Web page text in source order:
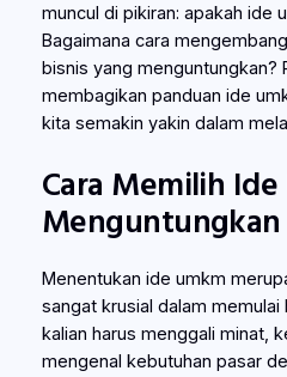
muncul di pikiran: apakah ide
Bagaimana cara
bisnis yang menguntungkan?
membagikan panduan ide
kita semakin yakin dalam
Cara Memilih
Menguntungkan
Menentukan ide umkm
sangat krusial dalam memulai
kalian harus menggali minat,
mengenal kebutuhan pasar